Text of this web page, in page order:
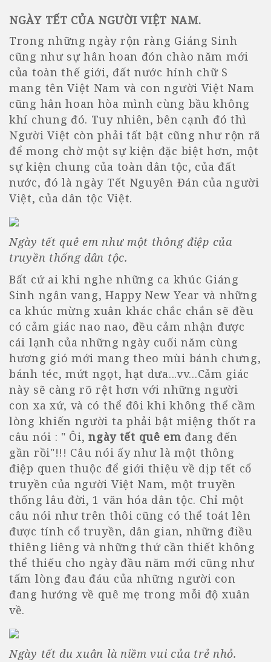
NGÀY TẾT CỦA NGƯỜI VIỆT NAM.
Trong những ngày rộn ràng Giáng Sinh
cũng như sự hân hoan đón chào năm mới
của toàn thế giới, đất nước hính chữ S
mang tên Việt Nam và con người Việt Nam
cũng hân hoan hòa mình cùng bầu không
khí chung đó. Tuy nhiên, bên cạnh đó thì
Người Việt còn phải tất bật cũng như rộn rã
để mong chờ một sự kiện đặc biệt hơn, một
sự kiện chung của toàn dân tộc, của đất
nước, đó là ngày Tết Nguyên Đán của người
Việt, của dân tộc Việt.
Ngày tết quê em như một thông điệp của
truyền thống dân tộc.
Bất cứ ai khi nghe những ca khúc Giáng
Sinh ngân vang, Happy New Year và những
ca khúc mừng xuân khác chắc chắn sẽ đều
có cảm giác nao nao, đều cảm nhận được
cái lạnh của những ngày cuối năm cùng
hương gió mới mang theo mùi bánh chưng,
bánh téc, mứt ngọt, hạt dưa...vv...Cảm giác
này sẽ càng rõ rệt hơn với những người
con xa xứ, và có thể đôi khi không thể cầm
lòng khiến người ta phải bật miệng thốt ra
câu nói : " Ôi,ngày tết quê em đang đến
gần rồi"!!! Câu nói ấy như là một thông
điệp quen thuộc để giới thiệu về dịp tết cổ
truyền của người Việt Nam, một truyền
thống lâu đời, 1 văn hóa dân tộc. Chỉ một
câu nói như trên thôi cũng có thể toát lên
được tính cổ truyền, dân gian, những điều
thiêng liêng và những thứ cần thiết không
thể thiếu cho ngày đầu năm mới cũng như
tấm lòng đau đáu của những người con
đang hướng về quê mẹ trong mỗi độ xuân
về.
Ngày tết du xuân là niềm vui của trẻ nhỏ.